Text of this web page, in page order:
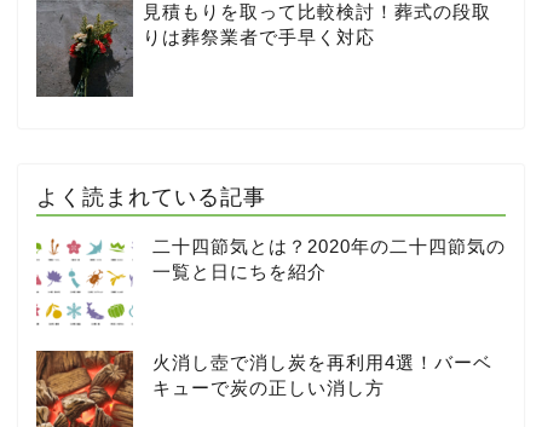
見積もりを取って比較検討！葬式の段取
りは葬祭業者で手早く対応
よく読まれている記事
二十四節気とは？2020年の二十四節気の
一覧と日にちを紹介
火消し壺で消し炭を再利用4選！バーベ
キューで炭の正しい消し方